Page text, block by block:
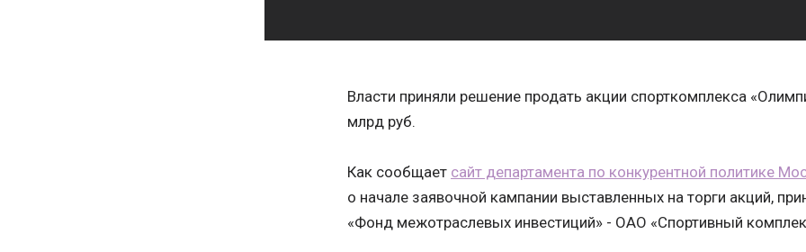
Власти приняли решение продать акции спорткомплекса
млрд руб.
Как сообщает сайт департамента по конкурентной политике
о начале заявочной кампании выставленных на торги акций,
«Фонд межотраслевых инвестиций» - ОАО «Спортивный